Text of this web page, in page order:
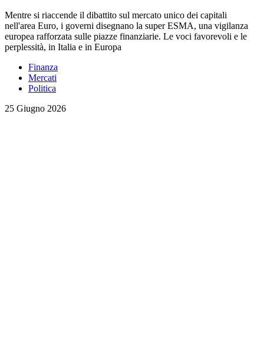
Mentre si riaccende il dibattito sul mercato unico dei capitali
nell'area Euro, i governi disegnano la super ESMA, una vigilanza
europea rafforzata sulle piazze finanziarie. Le voci favorevoli e le
perplessità, in Italia e in Europa
Finanza
Mercati
Politica
25 Giugno 2026